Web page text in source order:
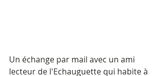
Un échange par mail avec un ami
lecteur de l'Echauguette qui habite à